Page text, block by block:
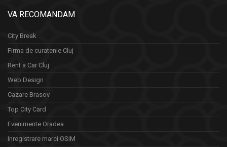
VA RECOMANDAM
City Break
Firma de curatenie Cluj
Rent a Car Cluj
Web Design
Cazare Brasov
Top City Card
Evenimente Oradea
Inregistrare marci OSIM